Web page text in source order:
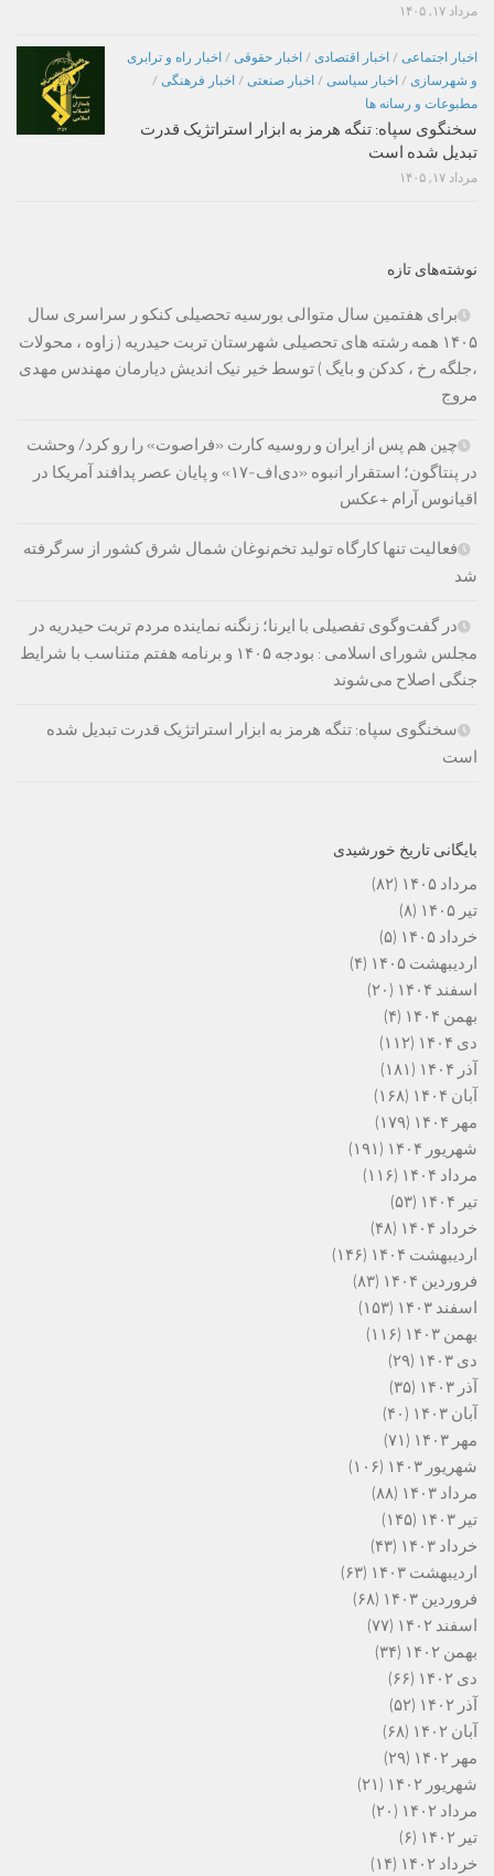
مرداد ۱۷, ۱۴۰۵
اخبار اجتماعی / اخبار اقتصادی / اخبار حقوقی / اخبار راه و ترابری
و شهرسازی / اخبار سیاسی / اخبار صنعتی / اخبار فرهنگی /
مطبوعات و رسانه ها
سخنگوی سپاه: تنگه هرمز به ابزار استراتژیک قدرت
تبدیل شده است
مرداد ۱۷, ۱۴۰۵
نوشته‌های تازه
برای هفتمین سال متوالی بورسیه تحصیلی کنکو ر سراسری سال
۱۴۰۵ همه رشته های تحصیلی شهرستان تربت حیدریه ( زاوه ، محولات
،جلگه رخ ، کدکن و بایگ ) توسط خیر نیک اندیش دیارمان مهندس مهدی
مروج
چین هم پس از ایران و روسیه کارت «فراصوت» را رو کرد/ وحشت
در پنتاگون؛ استقرار انبوه «دی‌اف‑۱۷» و پایان عصر پدافند آمریکا در
اقیانوس آرام +عکس
فعالیت تنها کارگاه تولید تخم‌نوغان شمال شرق کشور از سرگرفته
شد
در گفت‌وگوی تفصیلی با ایرنا؛ زنگنه نماینده مردم تربت حیدریه در
مجلس شورای اسلامی : بودجه ۱۴۰۵ و برنامه هفتم متناسب با شرایط
جنگی اصلاح می‌شوند
سخنگوی سپاه: تنگه هرمز به ابزار استراتژیک قدرت تبدیل شده
است
بایگانی تاریخ خورشیدی
مرداد ۱۴۰۵
(۸۲)
تیر ۱۴۰۵
(۸)
خرداد ۱۴۰۵
(۵)
اردیبهشت ۱۴۰۵
(۴)
اسفند ۱۴۰۴
(۲۰)
بهمن ۱۴۰۴
(۴)
دی ۱۴۰۴
(۱۱۲)
آذر ۱۴۰۴
(۱۸۱)
آبان ۱۴۰۴
(۱۶۸)
مهر ۱۴۰۴
(۱۷۹)
شهریور ۱۴۰۴
(۱۹۱)
مرداد ۱۴۰۴
(۱۱۶)
تیر ۱۴۰۴
(۵۳)
خرداد ۱۴۰۴
(۴۸)
اردیبهشت ۱۴۰۴
(۱۴۶)
فروردین ۱۴۰۴
(۸۳)
اسفند ۱۴۰۳
(۱۵۳)
بهمن ۱۴۰۳
(۱۱۶)
دی ۱۴۰۳
(۲۹)
آذر ۱۴۰۳
(۳۵)
آبان ۱۴۰۳
(۴۰)
مهر ۱۴۰۳
(۷۱)
شهریور ۱۴۰۳
(۱۰۶)
مرداد ۱۴۰۳
(۸۸)
تیر ۱۴۰۳
(۱۴۵)
خرداد ۱۴۰۳
(۴۳)
اردیبهشت ۱۴۰۳
(۶۳)
فروردین ۱۴۰۳
(۶۸)
اسفند ۱۴۰۲
(۷۷)
بهمن ۱۴۰۲
(۳۴)
دی ۱۴۰۲
(۶۶)
آذر ۱۴۰۲
(۵۲)
آبان ۱۴۰۲
(۶۸)
مهر ۱۴۰۲
(۲۹)
شهریور ۱۴۰۲
(۲۱)
مرداد ۱۴۰۲
(۲۰)
تیر ۱۴۰۲
(۶)
خرداد ۱۴۰۲
(۱۴)